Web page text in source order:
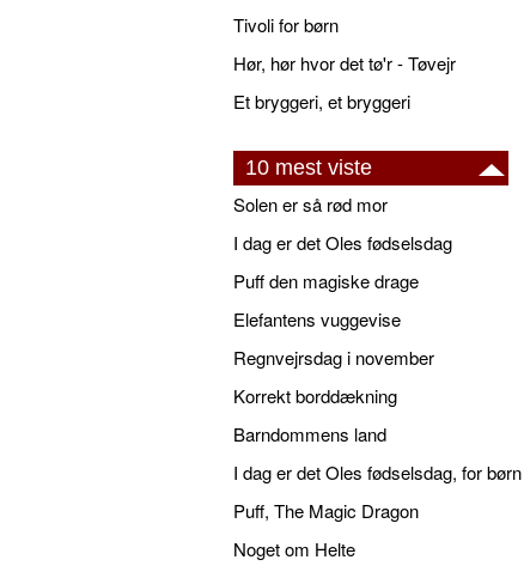
Tivoli for børn
Hør, hør hvor det tø'r - Tøvejr
Et bryggeri, et bryggeri
10 mest viste
Solen er så rød mor
I dag er det Oles fødselsdag
Puff den magiske drage
Elefantens vuggevise
Regnvejrsdag i november
Korrekt borddækning
Barndommens land
I dag er det Oles fødselsdag, for børn
Puff, The Magic Dragon
Noget om Helte